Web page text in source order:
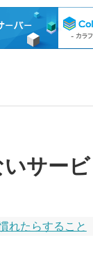
サービ
れたらすること